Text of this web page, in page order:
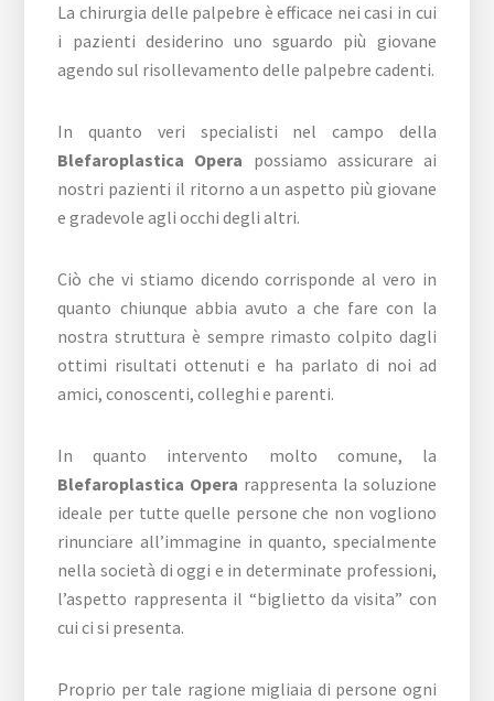
La chirurgia delle palpebre è efficace nei casi in cui
i pazienti desiderino uno sguardo più giovane
agendo sul risollevamento delle palpebre cadenti.
In quanto veri specialisti nel campo della
Blefaroplastica Opera possiamo assicurare ai
nostri pazienti il ritorno a un aspetto più giovane
e gradevole agli occhi degli altri.
Ciò che vi stiamo dicendo corrisponde al vero in
quanto chiunque abbia avuto a che fare con la
nostra struttura è sempre rimasto colpito dagli
ottimi risultati ottenuti e ha parlato di noi ad
amici, conoscenti, colleghi e parenti.
In quanto intervento molto comune, la
Blefaroplastica Opera rappresenta la soluzione
ideale per tutte quelle persone che non vogliono
rinunciare all’immagine in quanto, specialmente
nella società di oggi e in determinate professioni,
l’aspetto rappresenta il “biglietto da visita” con
cui ci si presenta.
Proprio per tale ragione migliaia di persone ogni